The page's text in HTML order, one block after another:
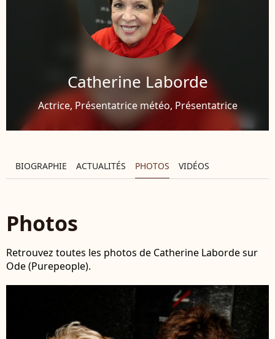
Catherine Laborde
Actrice, Présentatrice météo, Présentatrice
BIOGRAPHIE ACTUALITÉS PHOTOS VIDÉOS
Photos
Retrouvez toutes les photos de Catherine Laborde sur
Ode (Purepeople).